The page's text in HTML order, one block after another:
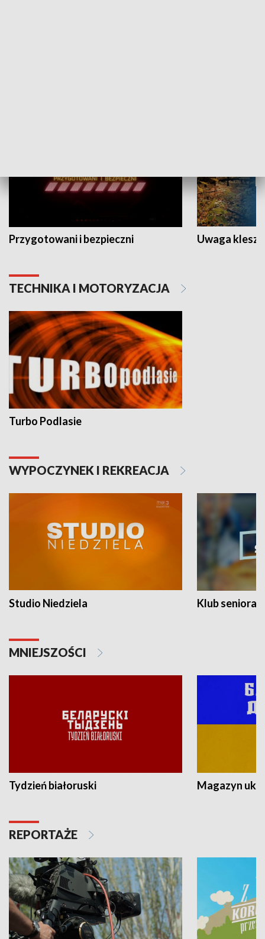
Przygotowani i bezpieczni Uwaga
TECHNIKA I MOTORYZACJA
Turbo Podlasie
WYPOCZYNEK I REKREACJA
Studio Niedziela Klub seniora
MNIEJSZOŚCI
Tydzień białoruski Magazyn
REPORTAŻE